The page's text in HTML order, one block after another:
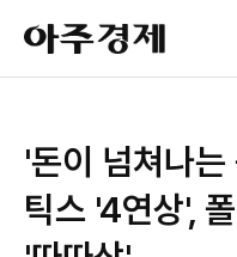
아
주
경
'돈이 넘쳐나
틱스 '4연상',